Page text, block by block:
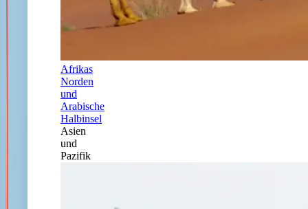
Afrikas
Norden
und
Arabische
Halbinsel
Asien
und
Pazifik